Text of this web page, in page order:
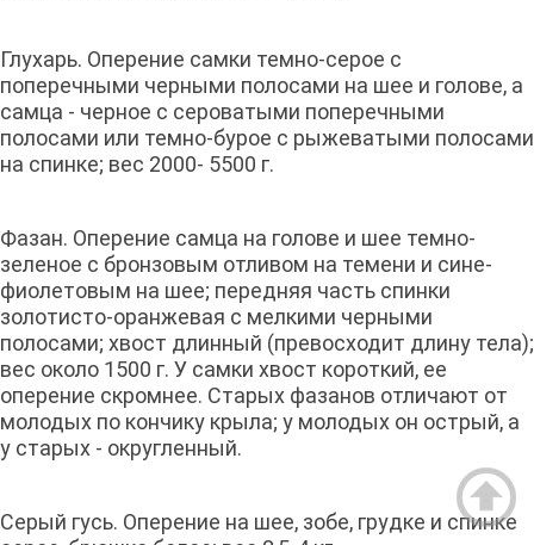
Глухарь. Оперение самки темно-серое с
поперечными черными полосами на шее и голове, а
самца - черное с сероватыми поперечными
полосами или темно-бурое с рыжеватыми полосами
на спинке; вес 2000- 5500 г.
Фазан. Оперение самца на голове и шее темно-
зеленое с бронзовым отливом на темени и сине-
фиолетовым на шее; передняя часть спинки
золотисто-оранжевая с мелкими черными
полосами; хвост длинный (превосходит длину тела);
вес около 1500 г. У самки хвост короткий, ее
оперение скромнее. Старых фазанов отличают от
молодых по кончику крыла; у молодых он острый, а
у старых - округленный.
Серый гусь. Оперение на шее, зобе, грудке и спинке